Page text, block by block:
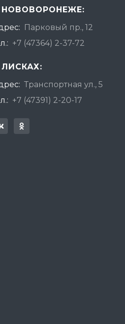
НОВОВОРОНЕЖЕ:
Парковый пр., 12
+7 (47364) 2-37-72
ЛИСКАХ:
Транспортная ул., 5
+7 (47391) 2-20-17